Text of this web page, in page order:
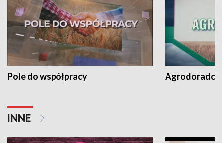
Pole do współpracy Agrodoradcy
INNE